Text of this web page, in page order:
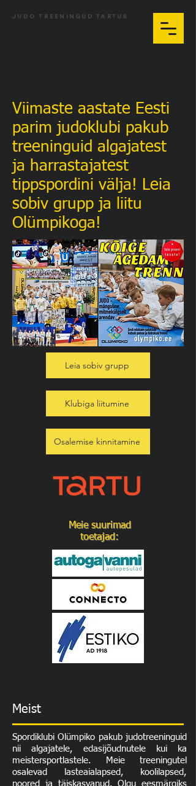
JUDO TREENINGUD TARTUS
Viimaste aastate Eesti
parim judoklubi pakub
treeninguid algajatest
ja harrastajatest
tippspordini välja! Leia
sobiv grupp ja liitu
Olümpikoga!
Leia sobiv grupp
Klubiga liitumine
Osalemise kinnitamine
Meie suurimad
toetajad:
Meist
Spordiklubi Olümpiko pakub judotreeninguid
nii algajatele, edasijõudnutele kui ka
meistersportlastele. Meie treeningutel
osalevad lasteaialapsed, koolilapsed,
noored ja täiskasvanud. Olgu eesmärgiks